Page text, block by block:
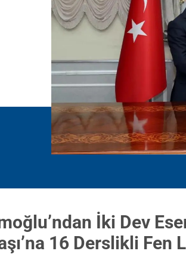
İki Dev
16 Derslikli Fen